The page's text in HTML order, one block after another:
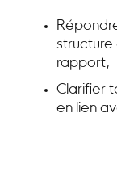
structure
rapport,
Clarifier
en lien